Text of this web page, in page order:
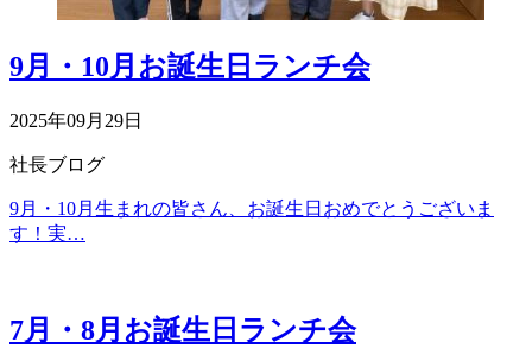
9月・10月お誕生日ランチ会
2025年09月29日
社長ブログ
9月・10月生まれの皆さん、お誕生日おめでとうございま
す！実…
7月・8月お誕生日ランチ会